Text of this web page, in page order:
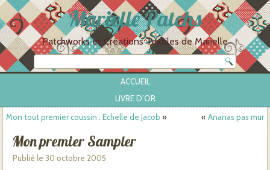
Marielle Patchs
Patchworks et Créations Textiles de Marielle
ACCUEIL
LIVRE D’OR
Mon tout premier coussin : Echelle de Jacob » « Ananas pas mur
Mon premier Sampler
Publié le 30 octobre 2005